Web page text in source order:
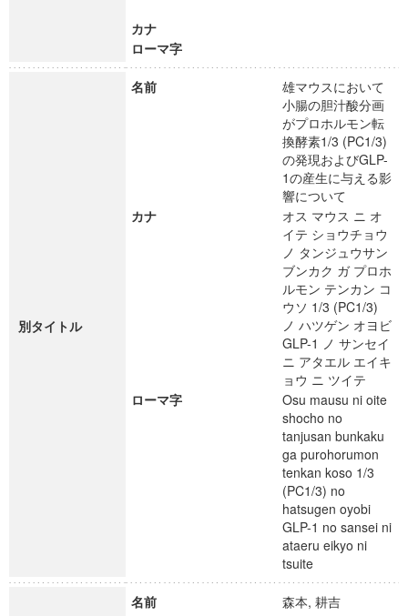
カナ
ローマ字
別タイトル
名前
雄マウスにおいて
小腸の胆汁酸分画
がプロホルモン転
換酵素1/3 (PC1/3)
の発現およびGLP-
1の産生に与える影
響について
カナ
オス マウス ニ オ
イテ ショウチョウ
ノ タンジュウサン
ブンカク ガ プロホ
ルモン テンカン コ
ウソ 1/3 (PC1/3)
ノ ハツゲン オヨビ
GLP-1 ノ サンセイ
ニ アタエル エイキ
ョウ ニ ツイテ
ローマ字
Osu mausu ni oite
shocho no
tanjusan bunkaku
ga purohorumon
tenkan koso 1/3
(PC1/3) no
hatsugen oyobi
GLP-1 no sansei ni
ataeru eikyo ni
tsuite
名前 森本, 耕吉